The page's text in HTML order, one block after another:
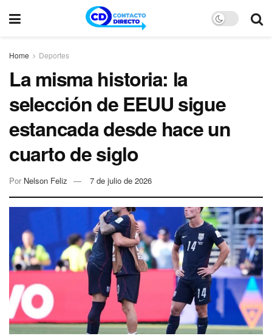
Home Deportes
La misma historia: la
selección de EEUU sigue
estancada desde hace un
cuarto de siglo
Por Nelson Feliz 7 de julio de 2026